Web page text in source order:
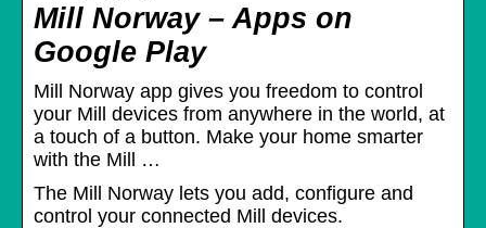
Mill Norway – Apps on
Google Play
Mill Norway app gives you freedom to control
your Mill devices from anywhere in the world, at
a touch of a button. Make your home smarter
with the Mill …
The Mill Norway lets you add, configure and
control your connected Mill devices.